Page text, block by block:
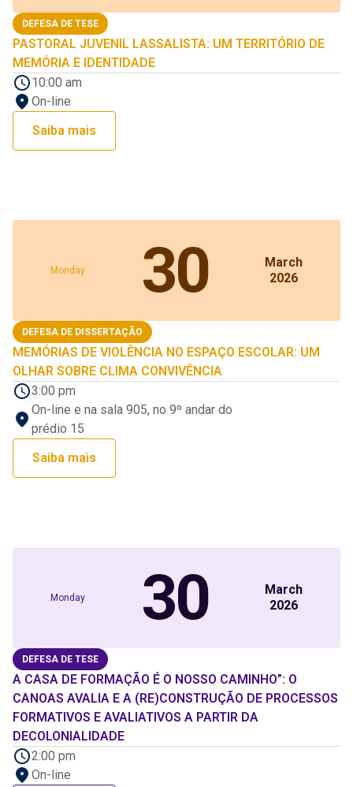
DEFESA DE TESE
PASTORAL JUVENIL LASSALISTA: UM TERRITÓRIO DE
MEMÓRIA E IDENTIDADE
10:00 am
On-line
Saiba mais
Monday 30
March
2026
DEFESA DE DISSERTAÇÃO
MEMÓRIAS DE VIOLÊNCIA NO ESPAÇO ESCOLAR: UM
OLHAR SOBRE CLIMA CONVIVÊNCIA
3:00 pm
On-line e na sala 905, no 9º andar do
prédio 15
Saiba mais
Monday 30
March
2026
DEFESA DE TESE
A CASA DE FORMAÇÃO É O NOSSO CAMINHO”: O
CANOAS AVALIA E A (RE)CONSTRUÇÃO DE PROCESSOS
FORMATIVOS E AVALIATIVOS A PARTIR DA
DECOLONIALIDADE
2:00 pm
On-line